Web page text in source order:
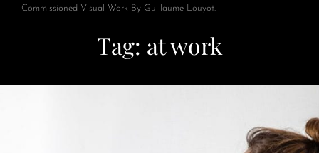
Commissioned Visual Work By Guillaume Louyot.
Tag: at work